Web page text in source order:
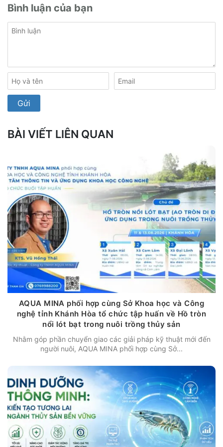
Bình luận của bạn
BÀI VIẾT LIÊN QUAN
AQUA MINA phối hợp cùng Sở Khoa học và Công
nghệ tỉnh Khánh Hòa tổ chức tập huấn về Hồ tròn
nổi lót bạt trong nuôi trồng thủy sản
Nhằm góp phần chuyển giao các giải pháp kỹ thuật mới đến
người nuôi, AQUA MINA phối hợp cùng Sở...